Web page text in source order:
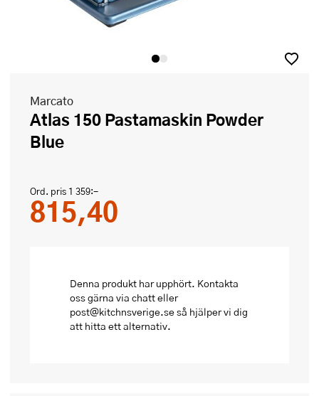
Marcato
Atlas 150 Pastamaskin Powder
Blue
Ord. pris 1 359:-
815,40
Denna produkt har upphört. Kontakta
oss gärna via chatt eller
post@kitchnsverige.se så hjälper vi dig
att hitta ett alternativ.